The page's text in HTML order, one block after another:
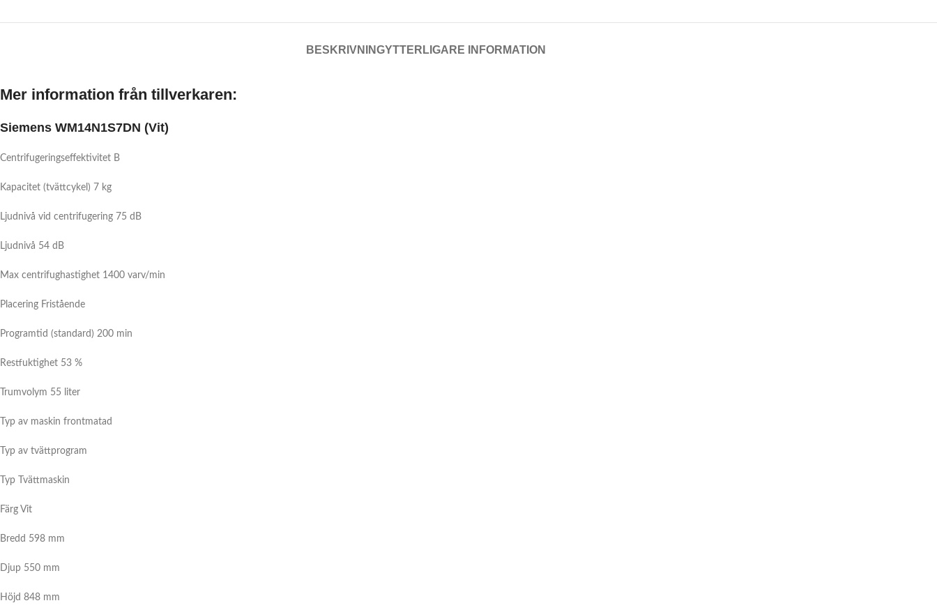
BESKRIVNINGYTTERLIGARE INFORMATION
Mer information från tillverkaren:
Siemens WM14N1S7DN (Vit)
Centrifugeringseffektivitet B
Kapacitet (tvättcykel) 7 kg
Ljudnivå vid centrifugering 75 dB
Ljudnivå 54 dB
Max centrifughastighet 1400 varv/min
Placering Fristående
Programtid (standard) 200 min
Restfuktighet 53 %
Trumvolym 55 liter
Typ av maskin frontmatad
Typ av tvättprogram
Typ Tvättmaskin
Färg Vit
Bredd 598 mm
Djup 550 mm
Höjd 848 mm